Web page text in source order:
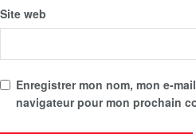
Site web
Enregistrer mon nom, mon e-
navigateur pour mon prochain